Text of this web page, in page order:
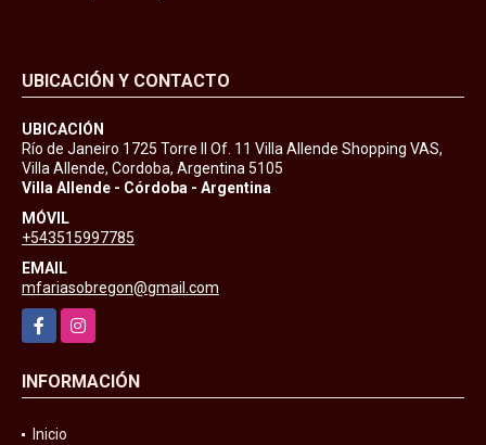
UBICACIÓN Y CONTACTO
UBICACIÓN
Río de Janeiro 1725 Torre II Of. 11 Villa Allende Shopping VAS,
Villa Allende, Cordoba, Argentina 5105
Villa Allende - Córdoba - Argentina
MÓVIL
+543515997785
EMAIL
mfariasobregon@gmail.com
FacebookInstagram
INFORMACIÓN
Inicio